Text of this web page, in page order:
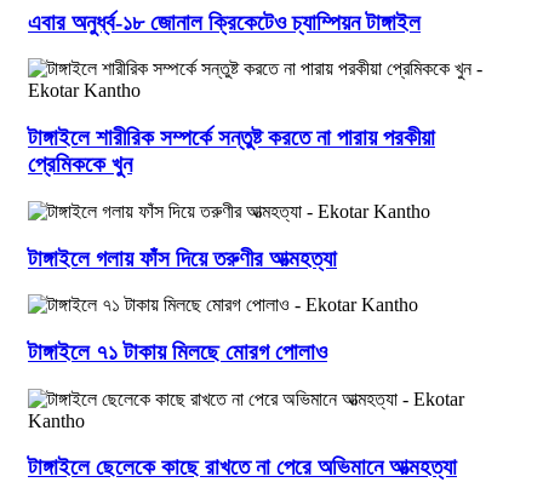
এবার অনুর্ধ্ব-১৮ জোনাল ক্রিকেটেও চ্যাম্পিয়ন টাঙ্গাইল
টাঙ্গাইলে শারীরিক সম্পর্কে সন্তুষ্ট করতে না পারায় পরকীয়া
প্রেমিককে খুন
টাঙ্গাইলে গলায় ফাঁস দিয়ে তরুণীর আত্মহত্যা
টাঙ্গাইলে ৭১ টাকায় মিলছে মোরগ পোলাও
টাঙ্গাইলে ছেলেকে কাছে রাখতে না পেরে অভিমানে আত্মহত্যা